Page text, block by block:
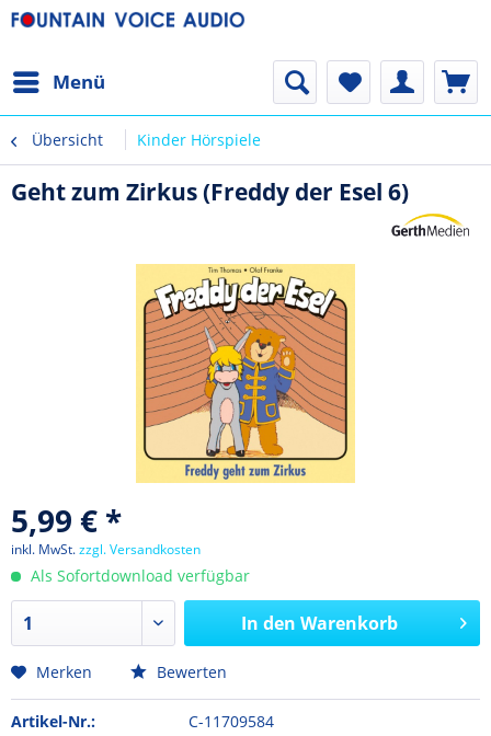
Menü
Übersicht Kinder Hörspiele
Geht zum Zirkus (Freddy der Esel 6)
5,99 € *
inkl. MwSt.zzgl. Versandkosten
Als Sofortdownload verfügbar
In den Warenkorb
Merken Bewerten
Artikel-Nr.:
C-11709584